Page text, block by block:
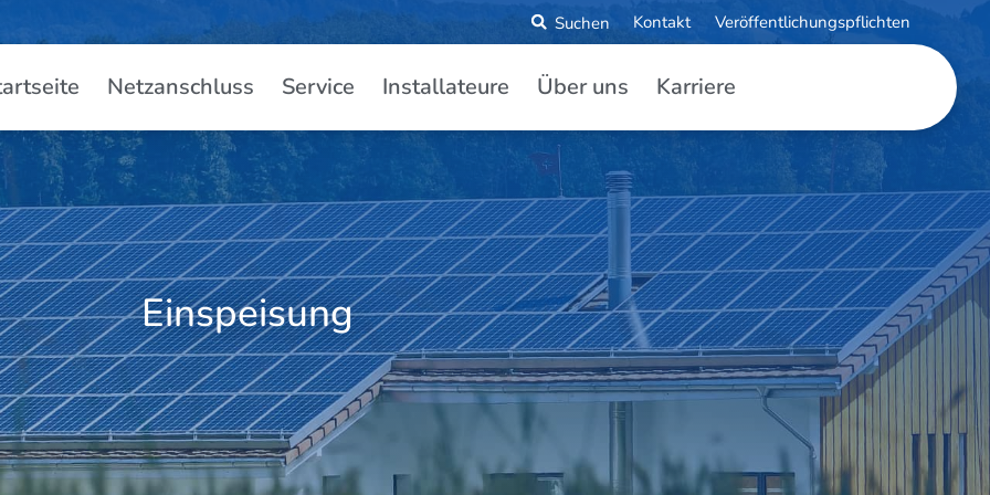
Kontakt Veröffentlichungspflichten
Netzanschluss Service Installateure Über uns Karriere
Einspeisung